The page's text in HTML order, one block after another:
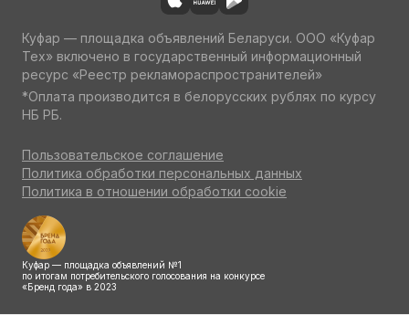
Куфар — площадка объявлений Беларуси. ООО «Куфар
Тех» включено в государственный информационный
ресурс «Реестр рекламораспространителей»
*Оплата производится в белорусских рублях по курсу
НБ РБ.
Пользовательское соглашение
Политика обработки персональных данных
Политика в отношении обработки cookie
Куфар — площадка объявлений №1
по итогам потребительского голосования на конкурсе
«Бренд года» в 2023